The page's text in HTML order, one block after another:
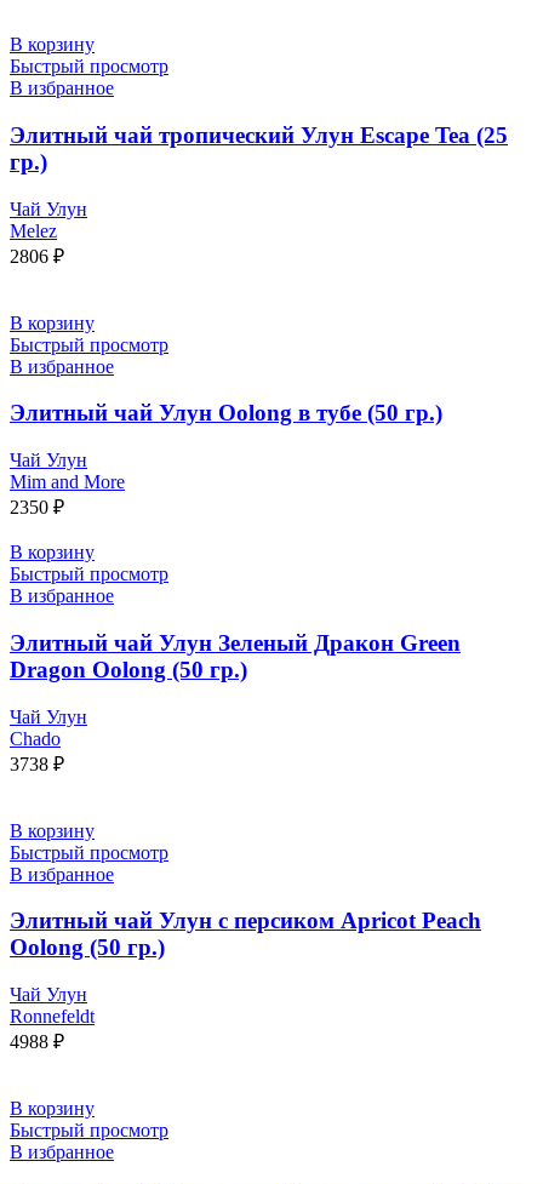
В корзину
Быстрый просмотр
В избранное
Элитный чай тропический Улун Escape Tea (25
гр.)
Чай Улун
Melez
2806 ₽
В корзину
Быстрый просмотр
В избранное
Элитный чай Улун Oolong в тубе (50 гр.)
Чай Улун
Mim and More
2350 ₽
В корзину
Быстрый просмотр
В избранное
Элитный чай Улун Зеленый Дракон Green
Dragon Oolong (50 гр.)
Чай Улун
Chado
3738 ₽
В корзину
Быстрый просмотр
В избранное
Элитный чай Улун с персиком Apricot Peach
Oolong (50 гр.)
Чай Улун
Ronnefeldt
4988 ₽
В корзину
Быстрый просмотр
В избранное